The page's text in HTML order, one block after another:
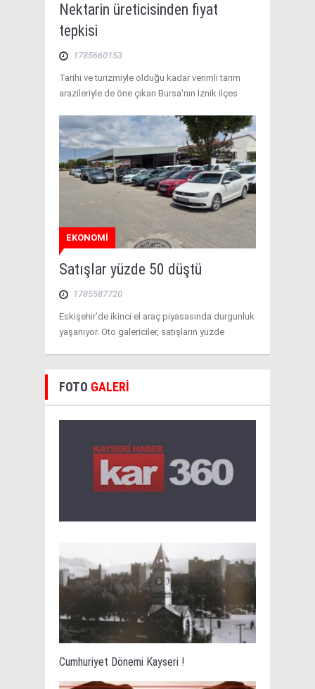
Nektarin üreticisinden fiyat
tepkisi
1785660153
Tarihi ve turizmiyle olduğu kadar verimli tarım
arazileriyle de öne çıkan Bursa'nın İznik ilçes
EKONOMİ
Satışlar yüzde 50 düştü
1785587720
Eskişehir'de ikinci el araç piyasasında durgunluk
yaşanıyor. Oto galericiler, satışların yüzde
FOTO GALERİ
Cumhuriyet Dönemi Kayseri !